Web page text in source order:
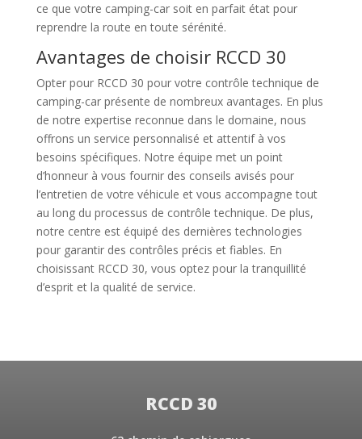
ce que votre camping-car soit en parfait état pour
reprendre la route en toute sérénité.
Avantages de choisir RCCD 30
Opter pour RCCD 30 pour votre contrôle technique de
camping-car présente de nombreux avantages. En plus
de notre expertise reconnue dans le domaine, nous
offrons un service personnalisé et attentif à vos
besoins spécifiques. Notre équipe met un point
d’honneur à vous fournir des conseils avisés pour
l’entretien de votre véhicule et vous accompagne tout
au long du processus de contrôle technique. De plus,
notre centre est équipé des dernières technologies
pour garantir des contrôles précis et fiables. En
choisissant RCCD 30, vous optez pour la tranquillité
d’esprit et la qualité de service.
RCCD 30